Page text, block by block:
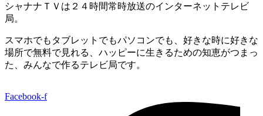
シャナナＴＶは２４時間常時放送のインターネットテレビ
局。
スマホでもタブレットでもパソコンでも、好きな時に好きな
場所で無料で見れる、 ハッピーに生きるための知恵がつまっ
た、みんなで作るテレビ局です。
Facebook-f